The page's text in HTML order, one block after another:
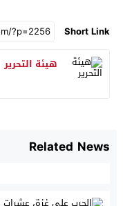
Short Link
هيئة التحرير
Related News